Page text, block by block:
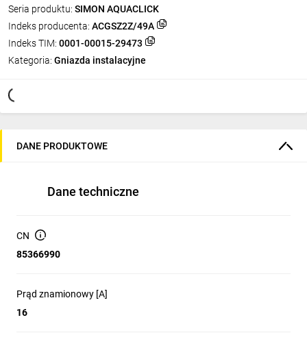
Seria produktu: SIMON AQUACLICK
Indeks producenta: ACGSZ2Z/49A
Indeks TIM: 0001-00015-29473
Kategoria: Gniazda instalacyjne
DANE PRODUKTOWE
Dane techniczne
CN
85366990
Prąd znamionowy [A]
16